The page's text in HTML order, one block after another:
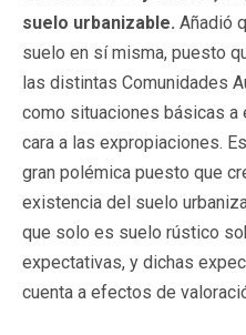
suelo urbanizable. Añadió
suelo en sí misma, puesto
las distintas Comunidades
como situaciones básicas
cara a las expropiaciones.
gran polémica puesto que
existencia del suelo
que solo es suelo rústico
expectativas, y dichas
cuenta a efectos de